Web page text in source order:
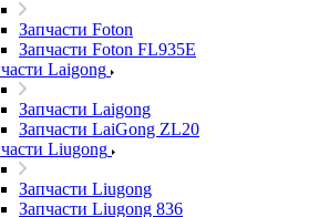
Запчасти Foton
Запчасти Foton FL935E
Laigong
Запчасти Laigong
Запчасти LaiGong ZL20
Liugong
Запчасти Liugong
Запчасти Liugong 836